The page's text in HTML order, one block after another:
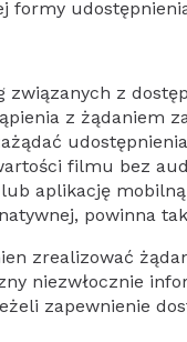
formy
związanych z
z żądaniem
filmu bez
aplikację
powinna
zrealizować
niezwłocznie
zapewnienie